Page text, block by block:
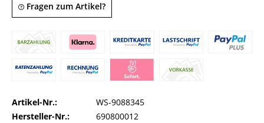
Fragen zum Artikel?
Artikel-Nr.:
WS-9088345
Hersteller-Nr.:
690800012